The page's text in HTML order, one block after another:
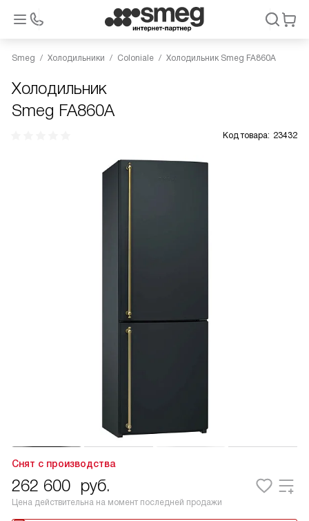
Smeg Холодильники Coloniale Холодильник Smeg FA860A
Холодильник
Smeg FA860A
Код товара: 23432
Снят с производства
262 600 руб.
Цена действительна на момент последней продажи